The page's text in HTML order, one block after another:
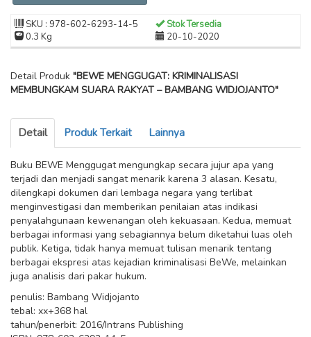
SKU : 978-602-6293-14-5
Stok Tersedia
0.3 Kg
20-10-2020
Detail Produk "BEWE MENGGUGAT: KRIMINALISASI
MEMBUNGKAM SUARA RAKYAT – BAMBANG WIDJOJANTO"
Detail Produk Terkait Lainnya
Buku BEWE Menggugat mengungkap secara jujur apa yang
terjadi dan menjadi sangat menarik karena 3 alasan. Kesatu,
dilengkapi dokumen dari lembaga negara yang terlibat
menginvestigasi dan memberikan penilaian atas indikasi
penyalahgunaan kewenangan oleh kekuasaan. Kedua, memuat
berbagai informasi yang sebagiannya belum diketahui luas oleh
publik. Ketiga, tidak hanya memuat tulisan menarik tentang
berbagai ekspresi atas kejadian kriminalisasi BeWe, melainkan
juga analisis dari pakar hukum.
penulis: Bambang Widjojanto
tebal: xx+368 hal
tahun/penerbit: 2016/Intrans Publishing